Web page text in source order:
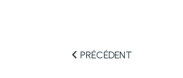
PRÉCÉDENT